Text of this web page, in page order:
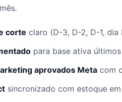
corte claro (D-3, D-2, D-1,
para base ativa
aprovados Meta com
sincronizado com estoque